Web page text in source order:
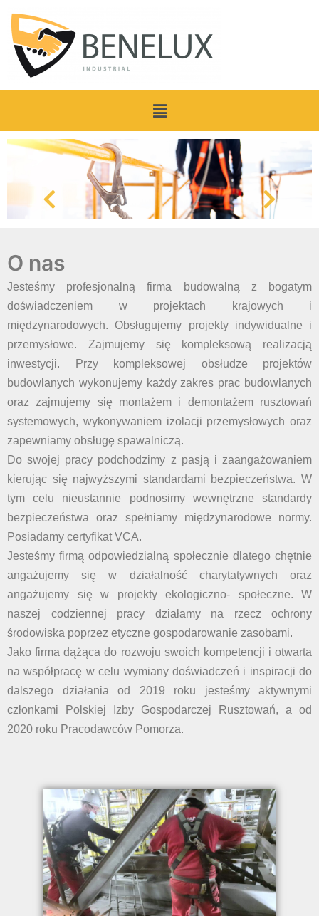
O nas
Jesteśmy profesjonalną firma budowalną z bogatym
doświadczeniem w projektach krajowych i
międzynarodowych. Obsługujemy projekty indywidualne i
przemysłowe. Zajmujemy się kompleksową realizacją
inwestycji. Przy kompleksowej obsłudze projektów
budowlanych wykonujemy każdy zakres prac budowlanych
oraz zajmujemy się montażem i demontażem rusztowań
systemowych, wykonywaniem izolacji przemysłowych oraz
zapewniamy obsługę spawalniczą.
Do swojej pracy podchodzimy z pasją i zaangażowaniem
kierując się najwyższymi standardami bezpieczeństwa. W
tym celu nieustannie podnosimy wewnętrzne standardy
bezpieczeństwa oraz spełniamy międzynarodowe normy.
Posiadamy certyfikat VCA.
Jesteśmy firmą odpowiedzialną społecznie dlatego chętnie
angażujemy się w działalność charytatywnych oraz
angażujemy się w projekty ekologiczno- społeczne. W
naszej codziennej pracy działamy na rzecz ochrony
środowiska poprzez etyczne gospodarowanie zasobami.
Jako firma dążąca do rozwoju swoich kompetencji i otwarta
na współpracę w celu wymiany doświadczeń i inspiracji do
dalszego działania od 2019 roku jesteśmy aktywnymi
członkami Polskiej Izby Gospodarczej Rusztowań, a od
2020 roku Pracodawców Pomorza.